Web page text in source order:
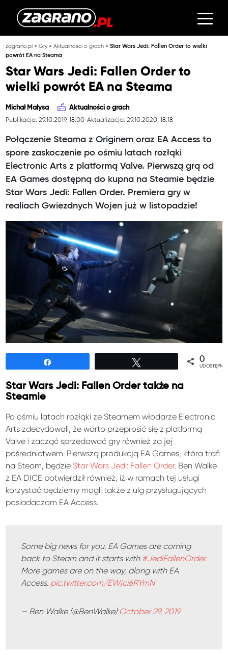
zagrano.pl »Gry»Aktualności o grach »Star Wars Jedi: Fallen Order to wielki
powrót EA na Steama
Star Wars Jedi: Fallen Order to
wielki powrót EA na Steama
Michał Małysa Aktualności o grach
Publikacja: 29.10.2019, 18:00 Aktualizacja: 29.10.2020, 18:18
Połączenie Steama z Originem oraz EA Access to
spore zaskoczenie po ośmiu latach rozłąki
Electronic Arts z platformą Valve. Pierwszą grą od
EA Games dostępną do kupna na Steamie będzie
Star Wars Jedi: Fallen Order. Premiera gry w
realiach Gwiezdnych Wojen już w listopadzie!
0
Star Wars Jedi: Fallen Order także na
Steamie
Po ośmiu latach rozłąki ze Steamem włodarze Electronic
Arts zdecydowali, że warto przeprosić się z platformą
Valve i zacząć sprzedawać gry również za jej
pośrednictwem. Pierwszą produkcją EA Games, która trafi
na Steam, będzie Star Wars Jedi: Fallen Order. Ben Walke
z EA DICE potwierdził również, iż w ramach tej usługi
korzystać będziemy mogli także z ulg przysługujących
posiadaczom EA Access.
Some big news for you. EA Games are coming
back to Steam and it starts with #JediFallenOrder.
More games are on the way, along with EA
Access. pic.twitter.com/EWjci6RYmN
— Ben Walke (@BenWalke) October 29, 2019